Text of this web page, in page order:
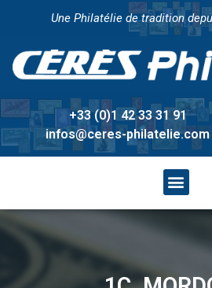
Une Philatélie de tradition
+33 (0)1 42 33 31 91
infos@ceres-philatelie.com